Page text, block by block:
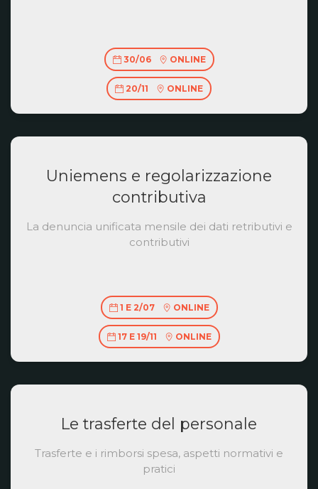
30/06 ONLINE
20/11 ONLINE
Uniemens e regolarizzazione
contributiva
La denuncia unificata mensile dei dati retributivi e
contributivi
1 E 2/07 ONLINE
17 E 19/11 ONLINE
Le trasferte del personale
Trasferte e i rimborsi spesa, aspetti normativi e
pratici